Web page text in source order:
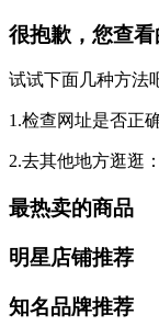
很抱歉，您查
试试下面几种方法
1.检查网址是否正
2.去其他地方逛逛：
最热卖的商品
明星店铺推荐
知名品牌推荐